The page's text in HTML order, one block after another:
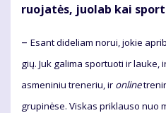
ruo­ja­tės, juo­lab kai
– Esant di­de­liam no­rui, jo­kie
gių. Juk ga­li­ma spor­tuo­ti ir lau­ke,
as­me­ni­niu tre­ne­riu, ir on­li­ne
gru­pi­nė­se. Vis­kas pri­klau­so nuo